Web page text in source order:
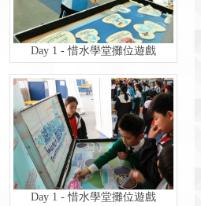
Day 1 - 惜水學堂攤位遊戲
Day 1 - 惜水學堂攤位遊戲